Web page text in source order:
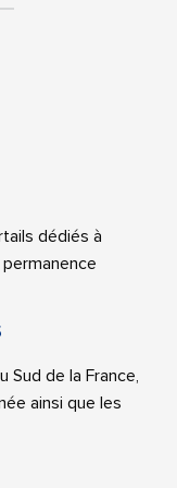
dédiés à
Sud de la France,
ainsi que les